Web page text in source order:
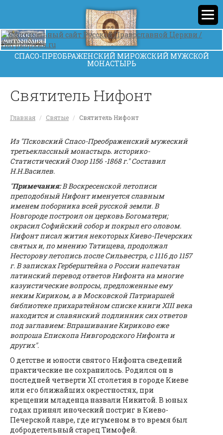
СПАСО-ПРЕОБРАЖЕНСКИЙ МИРОЖСКИЙ МУЖСКОЙ
МОНАСТЫРЬ
Святитель Нифонт
Главная Святые Святитель Нифонт
Из "Псковский Спасо-Преображенский мужеский
третьеклассный монастырь. историко-
Статистический Озор 1156 -1868 г." Составил
Н.Н.Василев.
"Примечания:В Воскресенской летописи
преподобный Нифонт именуется славным
именем поборника всей русской земли. В
Новгороде построил он церковь Богоматери;
окрасил Софийский собор и покрыл его оловом.
Нифонт писал жития некоторых Киево-Печерских
святых и, по мнению Татищева, продолжал
Несторову летопись после Сильвестра, с 1116 до 1157
г. В записках Герберштейна о России напечатан
латинский перевод ответов Нифонта на многие
казуистические вопросы, предложенные ему
неким Кириком, а в Московской Патриаршей
библиотеке прихаратейном списке книги XIII века
находится и славянский подлинник сих ответов
под заглавием: Впрашивание Кириково еже
вопроша Епископа Нивгородского Нифонта и
других".
О детстве и юности святого Нифонта сведений
практические не сохранилось. Родился он в
последней четверти XI столетия в городе Киеве
или его ближайших окрестностях, при
крещении младенца назвали Никитой. В юных
годах принял иноческий постриг в Киево-
Печерской лавре, где игуменом в то время был
добродетельный старец Тимофей.